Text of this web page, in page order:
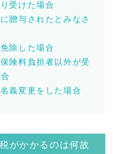
受けた場合
贈与されたとみなさ
除した場合
険料負担者以外が受
義変更をした場合
がかかるのは何故